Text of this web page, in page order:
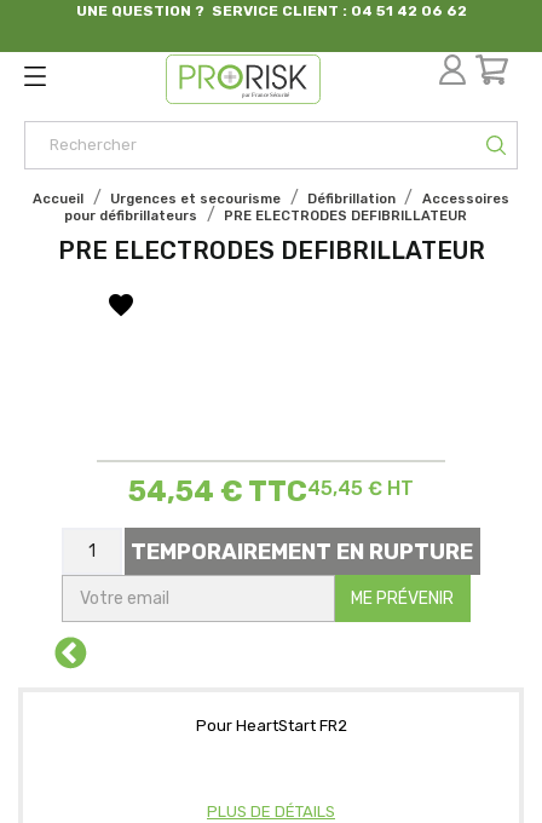
UNE QUESTION ? SERVICE CLIENT : 04 51 42 06 62
par France Sécurité
Accueil Urgences et secourisme Défibrillation
Accessoires
pour défibrillateurs
PRE ELECTRODES DEFIBRILLATEUR
PRE ELECTRODES DEFIBRILLATEUR
favorite
54,54 € TTC45,45 € HT
TEMPORAIREMENT EN RUPTURE
ME PRÉVENIR
Pour HeartStart FR2
PLUS DE DÉTAILS